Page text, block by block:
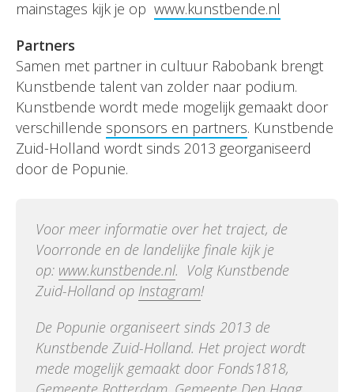
mainstages kijk je op www.kunstbende.nl
Partners
Samen met partner in cultuur Rabobank brengt
Kunstbende talent van zolder naar podium.
Kunstbende wordt mede mogelijk gemaakt door
verschillende sponsors en partners. Kunstbende
Zuid-Holland wordt sinds 2013 georganiseerd
door de Popunie.
Voor meer informatie over het traject, de
Voorronde en de landelijke finale kijk je
op: www.kunstbende.nl. Volg Kunstbende
Zuid-Holland op Instagram!
De Popunie organiseert sinds 2013 de
Kunstbende Zuid-Holland. Het project wordt
mede mogelijk gemaakt door Fonds1818,